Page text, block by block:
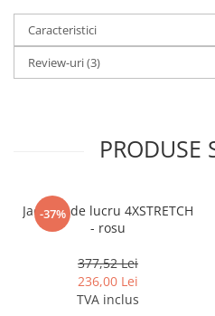
Caracteristici
Review-uri(3)
PRODUSE
-37%
Jacheta de lucru 4XSTRETCH
- rosu
377,52 Lei
236,00 Lei
TVA inclus